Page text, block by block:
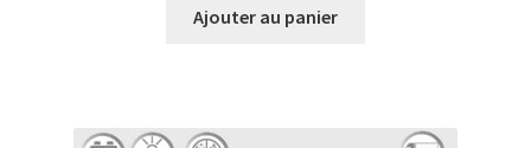
Ajouter au panier